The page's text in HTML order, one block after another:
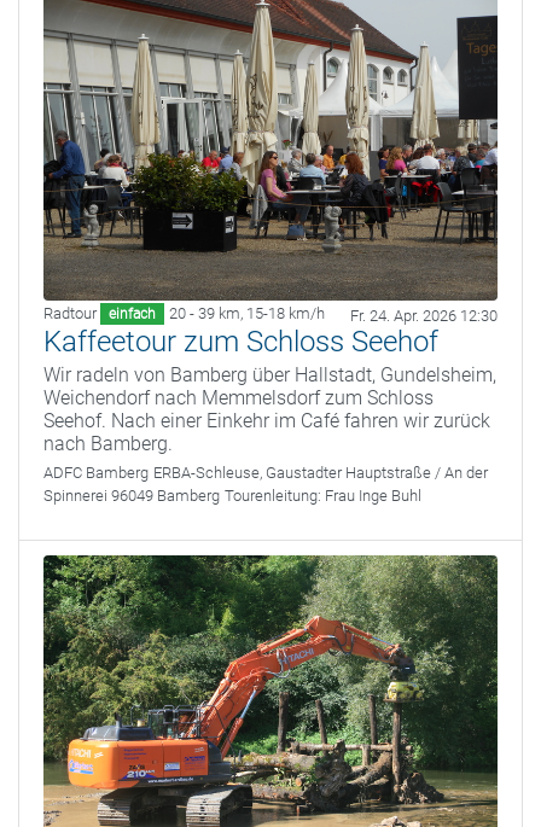
Radtour einfach 20 - 39 km, 15-18 km/h Fr. 24. Apr. 2026 12:30
Kaffeetour zum Schloss Seehof
Wir radeln von Bamberg über Hallstadt, Gundelsheim,
Weichendorf nach Memmelsdorf zum Schloss
Seehof. Nach einer Einkehr im Café fahren wir zurück
nach Bamberg.
ADFC Bamberg ERBA-Schleuse, Gaustadter Hauptstraße / An der
Spinnerei 96049 Bamberg Tourenleitung: Frau Inge Buhl